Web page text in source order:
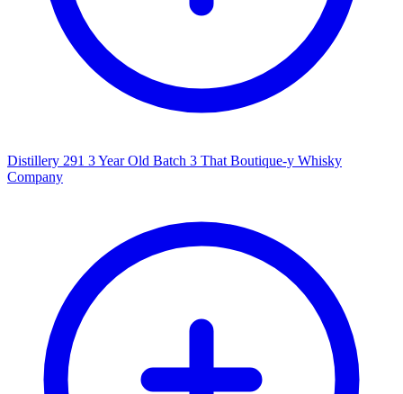
Distillery 291 3 Year Old Batch 3 That Boutique-y Whisky
Company